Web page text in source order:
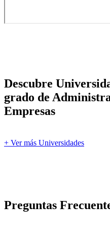
Descubre
grado de
Empresas
+ Ver más Universidades
Preguntas